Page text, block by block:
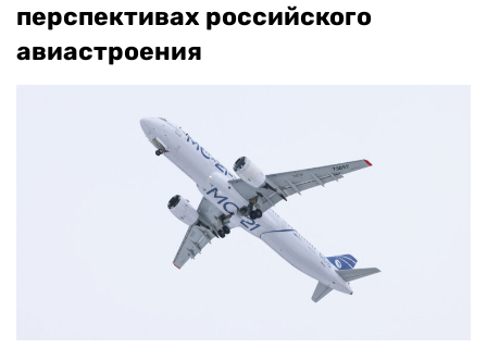
перспективах российского
авиастроения